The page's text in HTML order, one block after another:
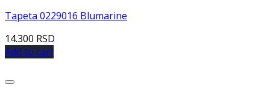
Tapeta 0229016 Blumarine
14.300 RSD
Add to cart